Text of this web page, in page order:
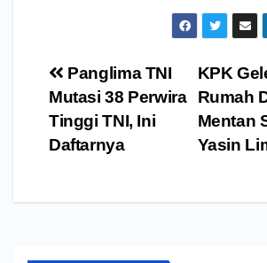
Navigasi
pos
KPK
Rumah
Mentan
Yasin
Panglima TNI
Mutasi 38 Perwira
Tinggi TNI, Ini
Daftarnya